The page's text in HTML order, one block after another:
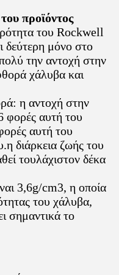
προϊόντος
του Rockwell
δεύτερη μόνο στο
την αντοχή στην
χάλυβα και
η αντοχή στην
φορές αυτή του
αυτή του
διάρκεια ζωής του
τουλάχιστον δέκα
3,6g/cm3, η οποία
του χάλυβα,
σημαντικά το